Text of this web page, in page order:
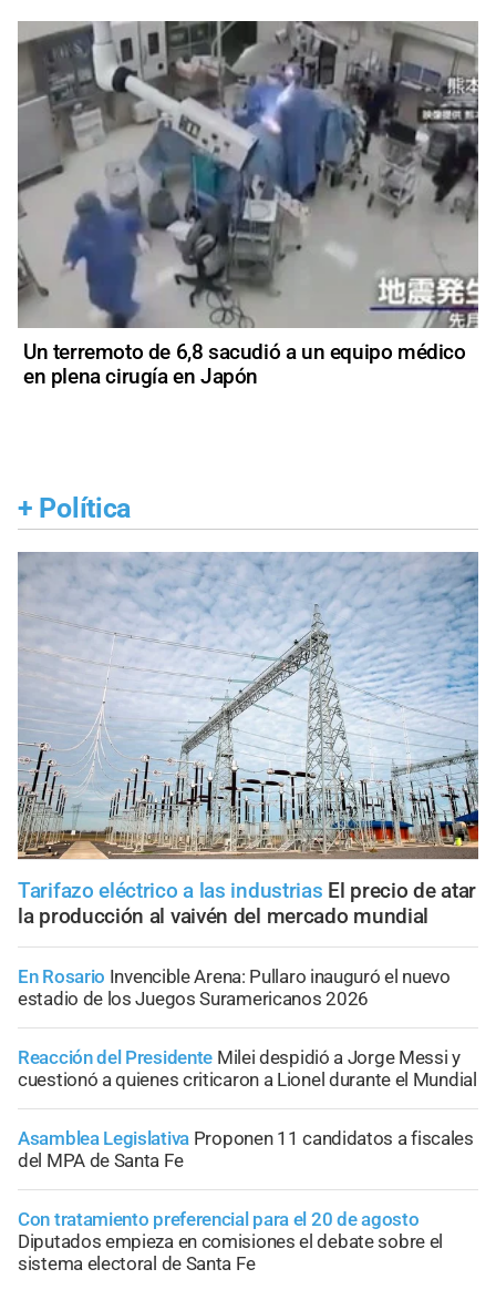
Un terremoto de 6,8 sacudió a un equipo médico
en plena cirugía en Japón
+ Política
Tarifazo eléctrico a las industrias El precio de atar
la producción al vaivén del mercado mundial
En Rosario Invencible Arena: Pullaro inauguró el nuevo
estadio de los Juegos Suramericanos 2026
Reacción del Presidente Milei despidió a Jorge Messi y
cuestionó a quienes criticaron a Lionel durante el Mundial
Asamblea Legislativa Proponen 11 candidatos a fiscales
del MPA de Santa Fe
Con tratamiento preferencial para el 20 de agosto
Diputados empieza en comisiones el debate sobre el
sistema electoral de Santa Fe